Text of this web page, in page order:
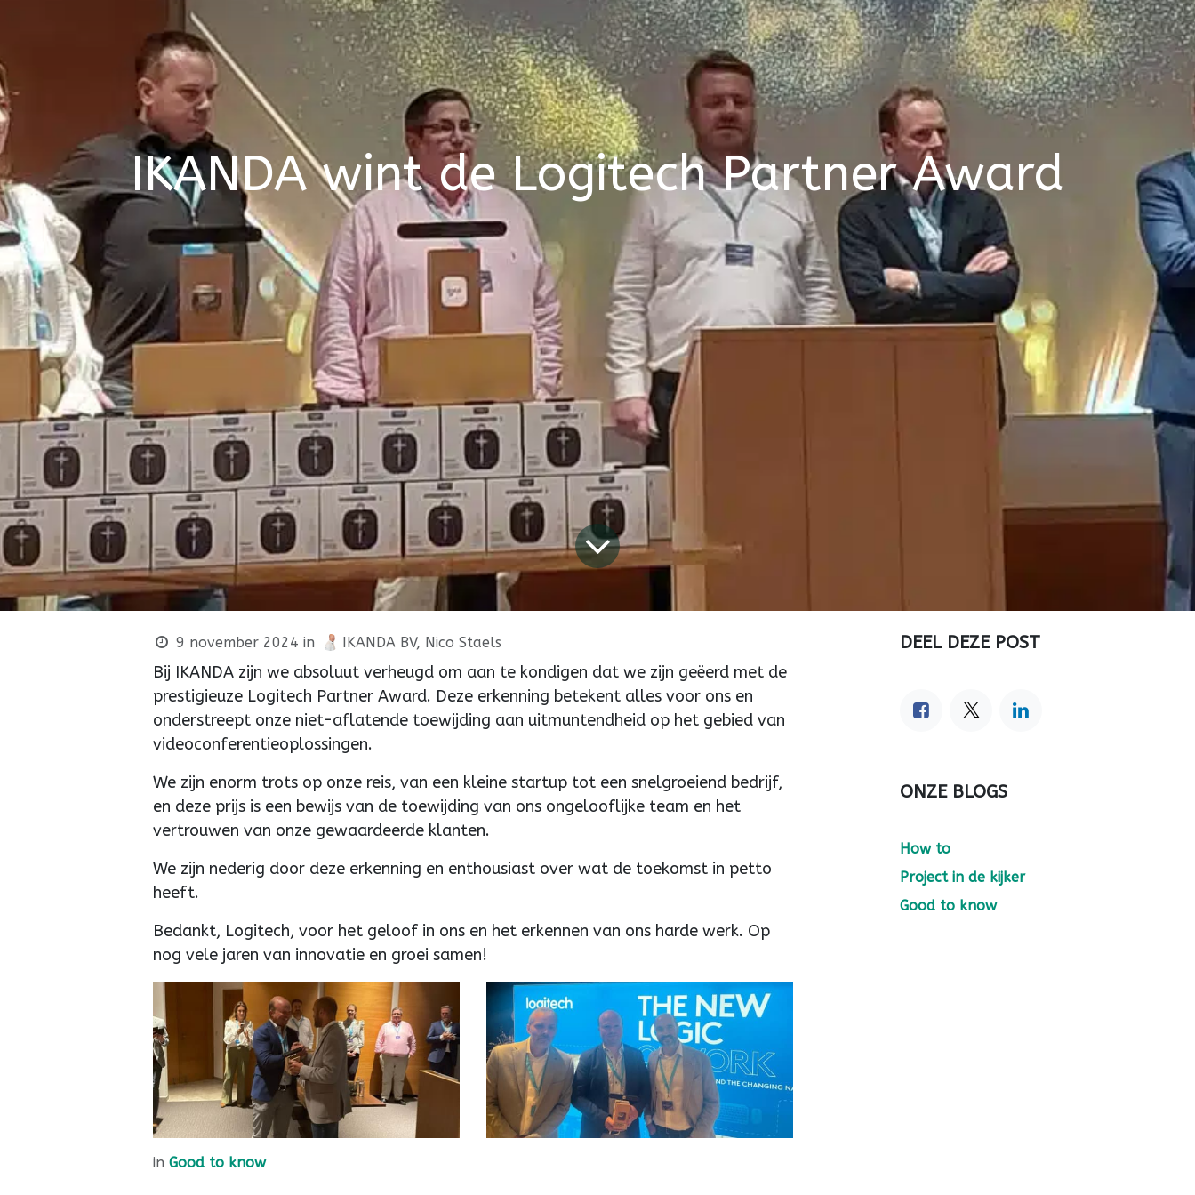
IKANDA wint de Logitech Partner Award
9 november 2024 in IKANDA BV, Nico Staels
Bij IKANDA zijn we absoluut verheugd om aan te kondigen dat we zijn geëerd met de
prestigieuze Logitech Partner Award. Deze erkenning betekent alles voor ons en
onderstreept onze niet-aflatende toewijding aan uitmuntendheid op het gebied van
videoconferentieoplossingen.
We zijn enorm trots op onze reis, van een kleine startup tot een snelgroeiend bedrijf,
en deze prijs is een bewijs van de toewijding van ons ongelooflijke team en het
vertrouwen van onze gewaardeerde klanten.
We zijn nederig door deze erkenning en enthousiast over wat de toekomst in petto
heeft.
Bedankt, Logitech, voor het geloof in ons en het erkennen van ons harde werk. Op
nog vele jaren van innovatie en groei samen!
in Good to know
DEEL DEZE POST
ONZE BLOGS
How to
Project in de kijker
Good to know